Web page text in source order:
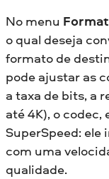
No menu
o qual deseja
formato de
pode ajustar as
a taxa de bits, a
até 4K), o
SuperSpeed: ele
com uma
qualidade.